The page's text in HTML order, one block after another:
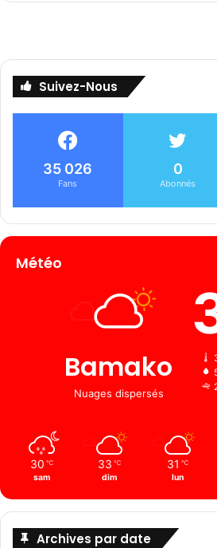
Suivez-Nous
35 026
Fans
0
Abonnés
Météo
Bamako
Nuages ​​dispersés
30 ℃
sam
33 ℃
dim
31 ℃
lun
Archives par date